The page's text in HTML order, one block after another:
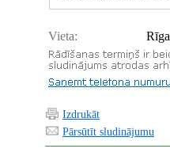
Vieta: Rīga
Izdrukāt
Pārsūtīt sludinājumu